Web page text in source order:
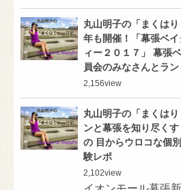
丸山明子の「まくは
年も開催！「幕張ベ
ィー２０１７」 幕張
員会のみなさんとラ
2,156view
丸山明子の「まくは
ンと幕張を知り尽く
の 目からウロコな個
験レポ
2,102view